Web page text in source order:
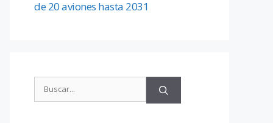
de 20 aviones hasta 2031